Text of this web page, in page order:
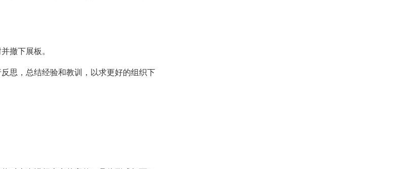
撤下展板。
，总结经验和教训，以求更好的组织下